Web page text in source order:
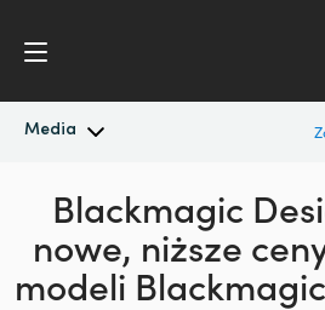
Media
Najnowsze wiadomości
Archiwum wiadomości
Argentina
Australia
Austria
Blackmagic
nowe, niższe
modeli